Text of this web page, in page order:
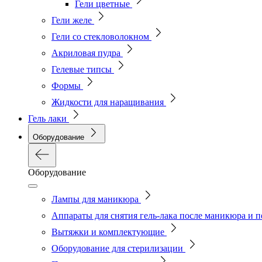
Гели цветные
Гели желе
Гели со стекловолокном
Акриловая пудра
Гелевые типсы
Формы
Жидкости для наращивания
Гель лаки
Оборудование
Оборудование
Лампы для маникюра
Аппараты для снятия гель-лака после маникюра и
Вытяжки и комплектующие
Оборудование для стерилизации